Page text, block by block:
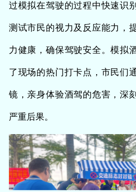
过模拟在驾驶的过程中快速识
测试市民的视力及反应能力，
力健康，确保驾驶安全。模拟
了现场的热门打卡点，市民们
镜，亲身体验酒驾的危害，深
严重后果。